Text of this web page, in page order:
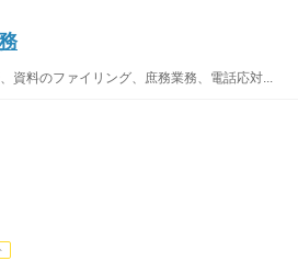
資料のファイリング、庶務業務、電話応対...